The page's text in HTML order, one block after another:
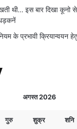
थी… इस बार दिखा कूनो
धड़कनें
के प्रभावी क्रियान्वयन
अगस्त 2026
गुरु शुक्र शनि